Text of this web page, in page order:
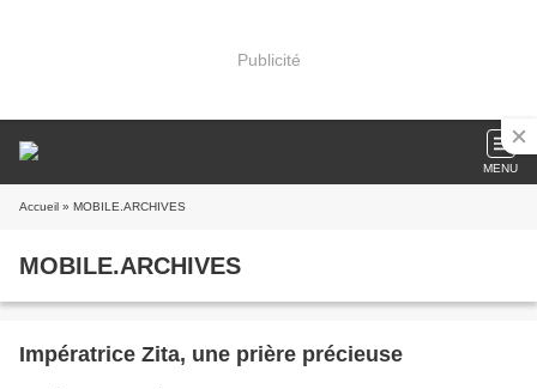
Publicité
MENU
Accueil » MOBILE.ARCHIVES
MOBILE.ARCHIVES
Impératrice Zita, une prière précieuse